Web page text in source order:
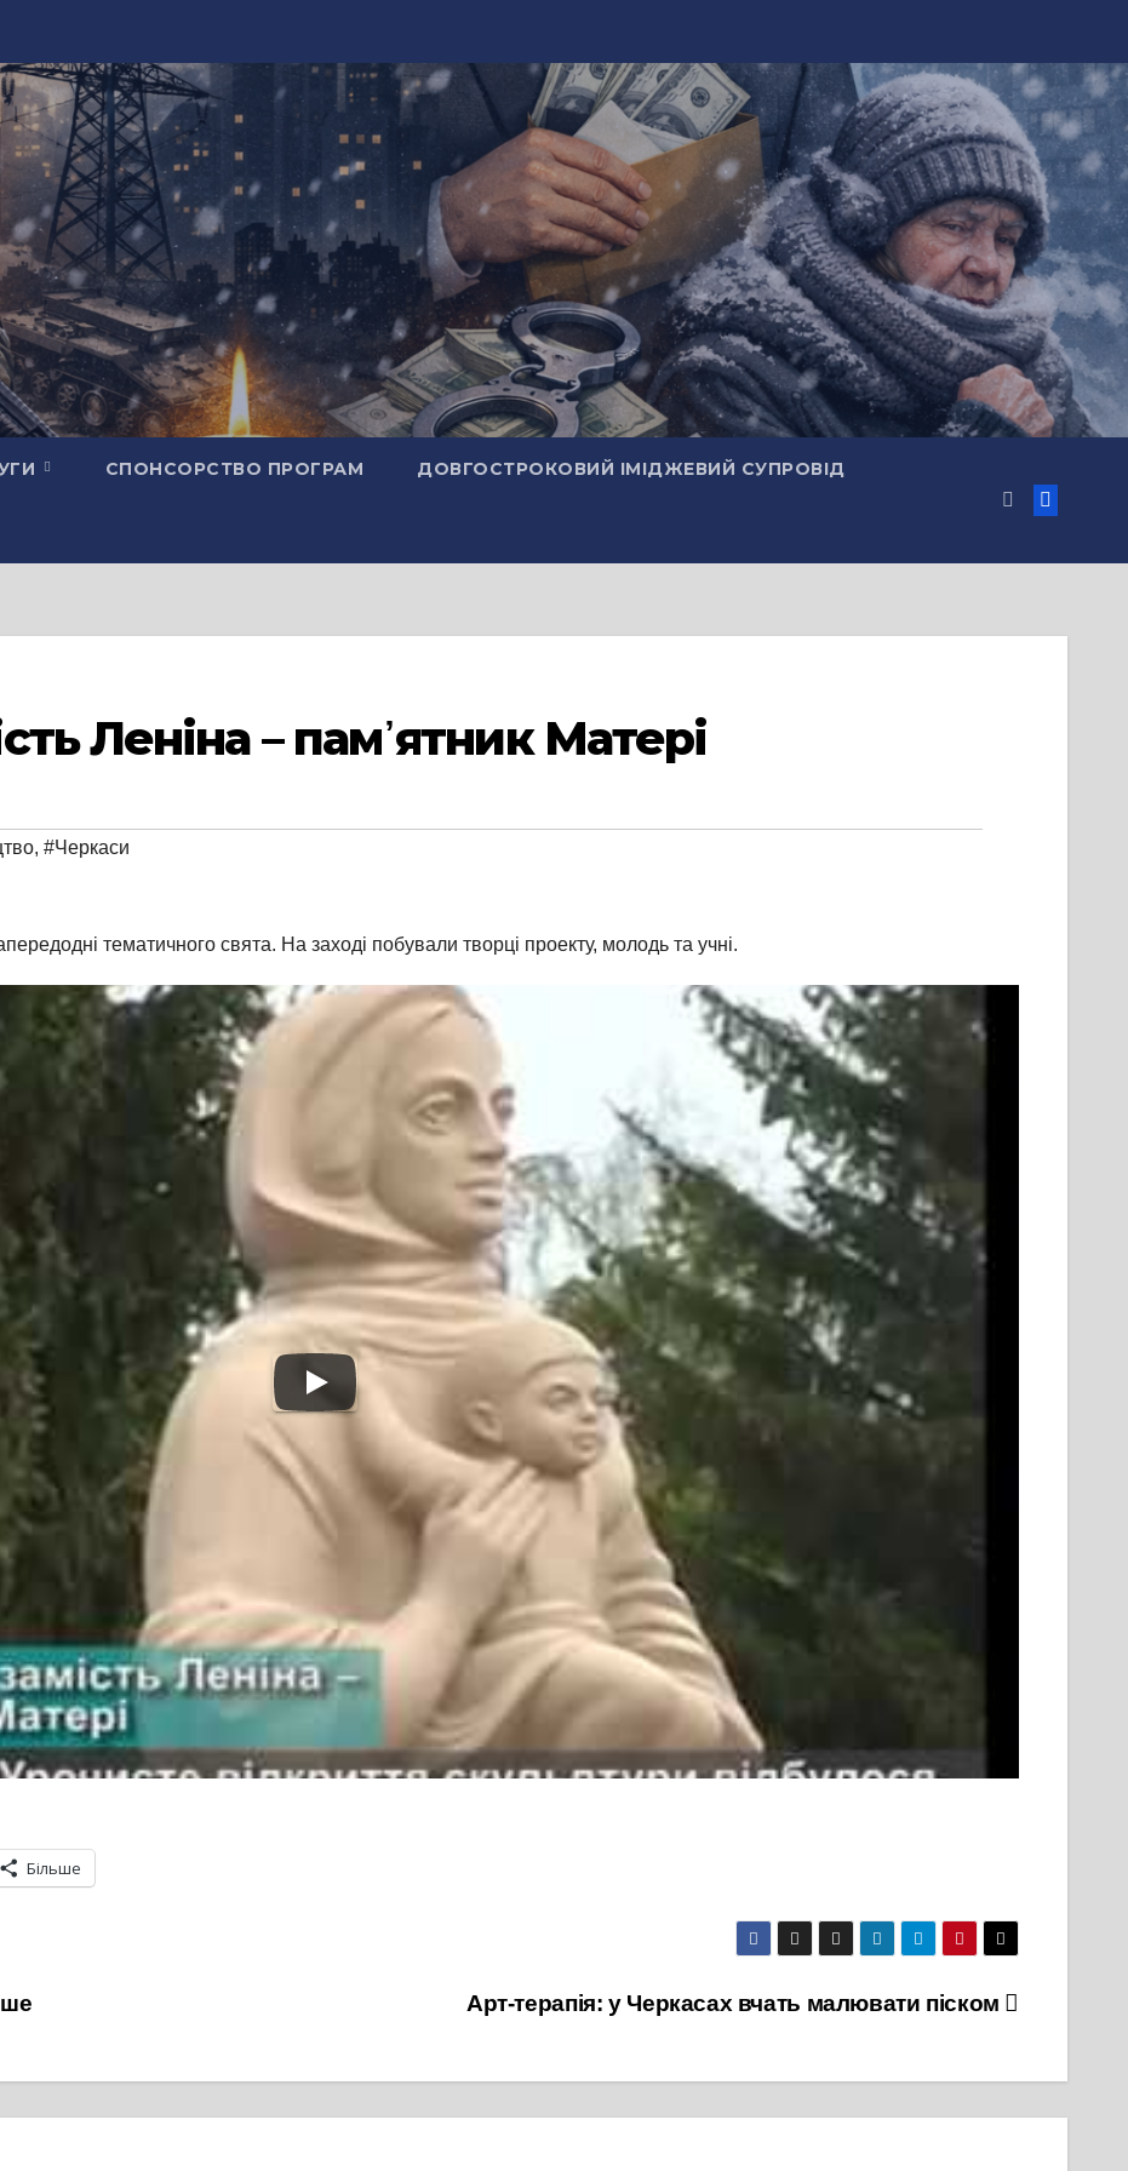
СПОНСОРСТВО ПРОГРАМ ДОВГОСТРОКОВИЙ ІМІДЖЕВИЙ СУПРОВІД
Леніна – пам᾽ятник Матері
, #Черкаси
тематичного свята. На заході побували творці проекту, молодь та учні.
Більше
Арт-терапія: у Черкасах вчать малювати піском